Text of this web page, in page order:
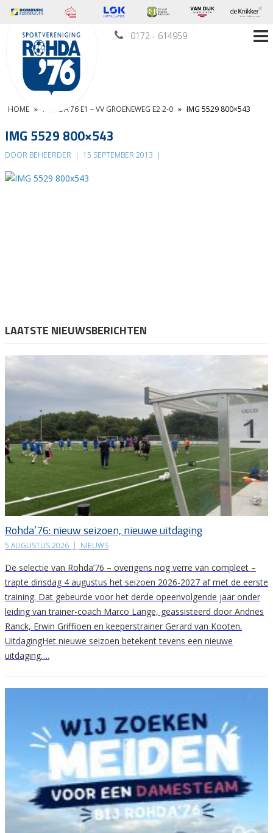
0172 - 614959
HOME » ROHDA’76 E1 – VV GROENEWEG E2 2-0 » IMG 5529 800×543
IMG 5529 800×543
DOOR BEHEERDER | 15 SEPTEMBER 2013 |
LAATSTE NIEUWSBERICHTEN
Rohda’76: nieuw seizoen, nieuwe uitdaging
5 AUGUSTUS 2026 | NIEUWS
De selectie van Rohda’76 – overigens nog verre van compleet –
trapte dinsdag 4 augustus het seizoen 2026-2027 af met de eerste
training. Dat gebeurde voor het derde opeenvolgende jaar onder
leiding van trainer-coach Marco Lange, geassisteerd door Andries
Ranck, Erwin Griffioen en keeperstrainer Gerard van Kooten.
UitdagingHet nieuwe seizoen betekent tevens een nieuwe
uitdaging….